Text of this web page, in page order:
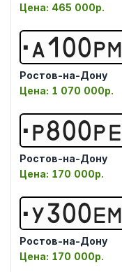
Р800РЕ
Ростов-на-Дону
Цена: 170 000р.
У300ЕМ
Ростов-на-Дону
Цена: 170 000р.
Цена: 465 000р.
А 1 00РМ
Ростов-на-Дону
Цена: 1 070 000р.